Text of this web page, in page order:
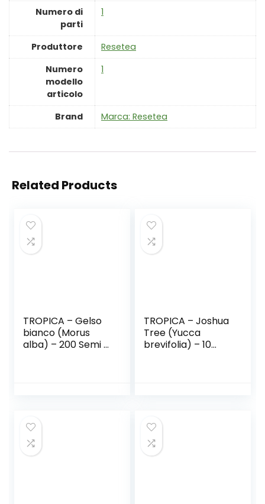
Numero di
parti
‎1
Produttore
‎Resetea
Numero
modello
articolo
‎1
Brand Marca: Resetea
Related Products
TROPICA – Gelso
bianco (Morus
alba) – 200 Semi –
TROPICA – Joshua
Tree (Yucca
brevifolia) – 10